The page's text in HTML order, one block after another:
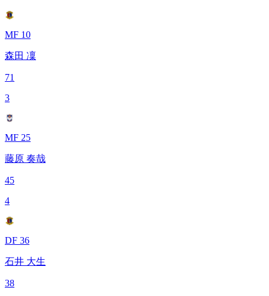
MF 10
森田 凜
71
3
MF 25
藤原 奏哉
45
4
DF 36
石井 大生
38